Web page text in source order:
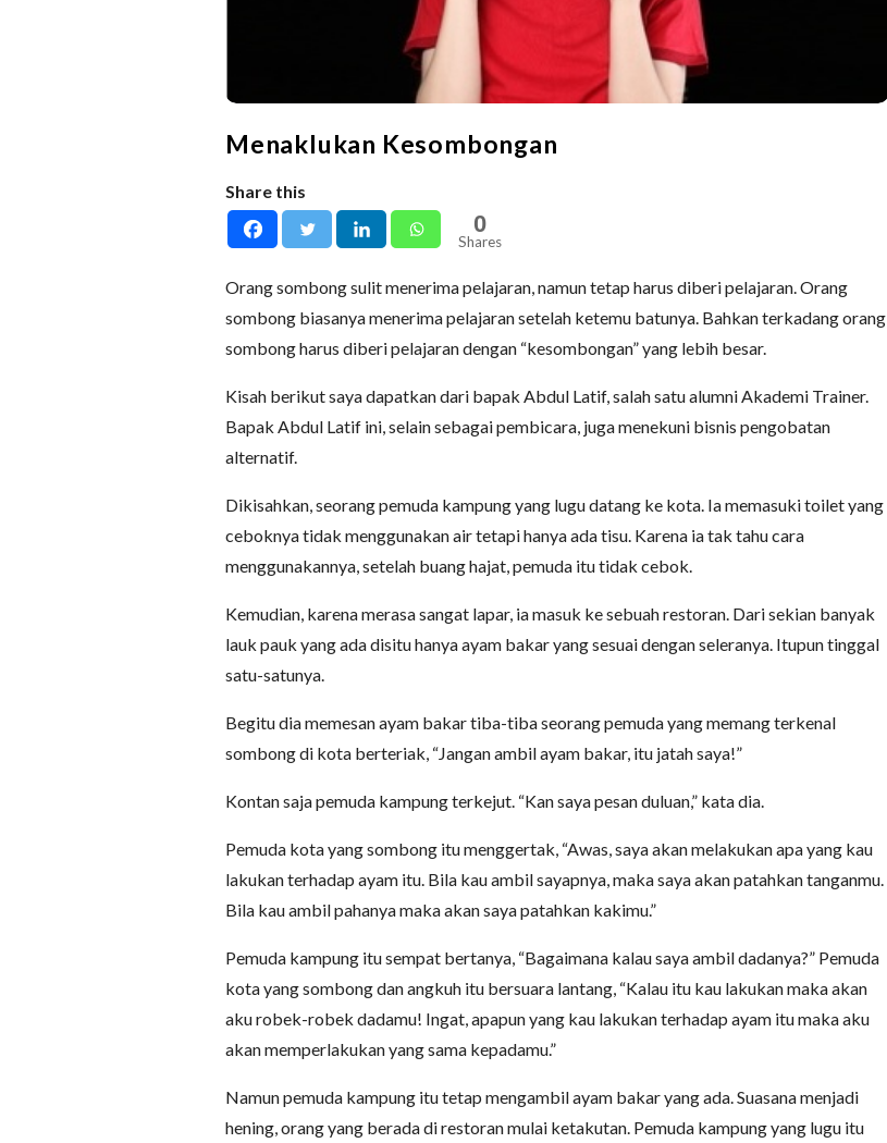
Menaklukan Kesombongan
Share this
0
Shares
Orang sombong sulit menerima pelajaran, namun tetap harus diberi pelajaran. Orang
sombong biasanya menerima pelajaran setelah ketemu batunya. Bahkan terkadang orang
sombong harus diberi pelajaran dengan “kesombongan” yang lebih besar.
Kisah berikut saya dapatkan dari bapak Abdul Latif, salah satu alumni Akademi Trainer.
Bapak Abdul Latif ini, selain sebagai pembicara, juga menekuni bisnis pengobatan
alternatif.
Dikisahkan, seorang pemuda kampung yang lugu datang ke kota. Ia memasuki toilet yang
ceboknya tidak menggunakan air tetapi hanya ada tisu. Karena ia tak tahu cara
menggunakannya, setelah buang hajat, pemuda itu tidak cebok.
Kemudian, karena merasa sangat lapar, ia masuk ke sebuah restoran. Dari sekian banyak
lauk pauk yang ada disitu hanya ayam bakar yang sesuai dengan seleranya. Itupun tinggal
satu-satunya.
Begitu dia memesan ayam bakar tiba-tiba seorang pemuda yang memang terkenal
sombong di kota berteriak, “Jangan ambil ayam bakar, itu jatah saya!”
Kontan saja pemuda kampung terkejut. “Kan saya pesan duluan,” kata dia.
Pemuda kota yang sombong itu menggertak, “Awas, saya akan melakukan apa yang kau
lakukan terhadap ayam itu. Bila kau ambil sayapnya, maka saya akan patahkan tanganmu.
Bila kau ambil pahanya maka akan saya patahkan kakimu.”
Pemuda kampung itu sempat bertanya, “Bagaimana kalau saya ambil dadanya?” Pemuda
kota yang sombong dan angkuh itu bersuara lantang, “Kalau itu kau lakukan maka akan
aku robek-robek dadamu! Ingat, apapun yang kau lakukan terhadap ayam itu maka aku
akan memperlakukan yang sama kepadamu.”
Namun pemuda kampung itu tetap mengambil ayam bakar yang ada. Suasana menjadi
hening, orang yang berada di restoran mulai ketakutan. Pemuda kampung yang lugu itu